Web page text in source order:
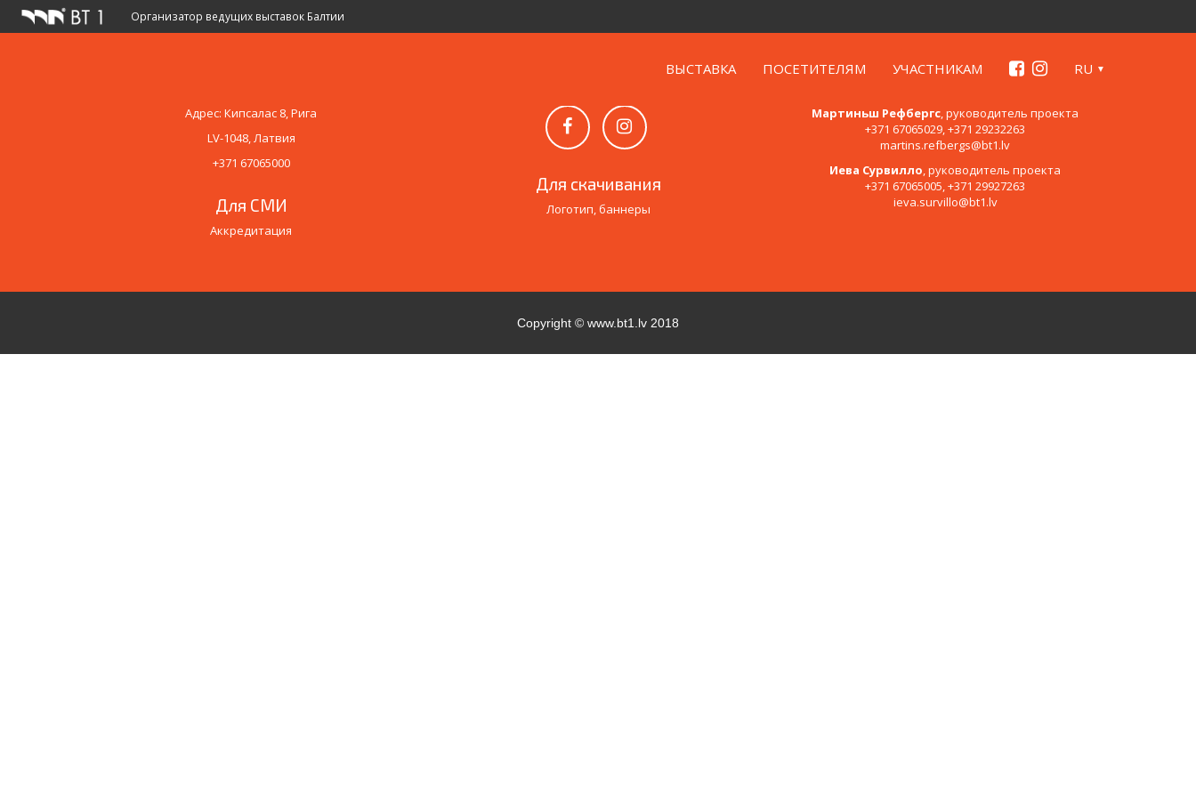
Организатор ведущих выставок Балтии
ВЫСТАВКА ПОСЕТИТЕЛЯМ УЧАСТНИКАМ RU
Адрес: Кипсалас 8, Рига
LV-1048, Латвия
+371 67065000
Для СМИ
Аккредитация
Для скачивания
Логотип, баннеры
Мартиньш Рефбергс, руководитель проекта
+371 67065029, +371 29232263
martins.refbergs@bt1.lv
Иева Сурвилло, руководитель проекта
+371 67065005, +371 29927263
ieva.survillo@bt1.lv
Copyright © www.bt1.lv 2018